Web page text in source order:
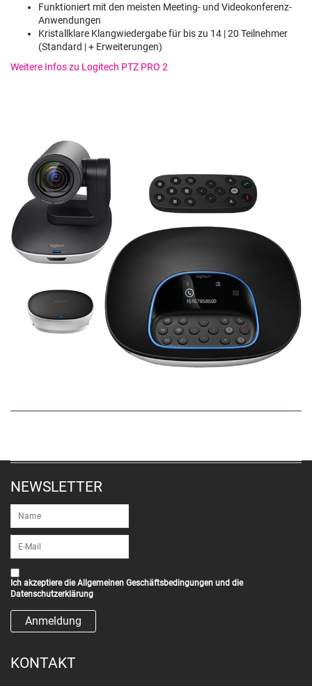
Funktioniert mit den meisten Meeting- und Videokonferenz-
Anwendungen
Kristallklare Klangwiedergabe für bis zu 14 | 20 Teilnehmer
(Standard | + Erweiterungen)
Weitere Infos zu Logitech PTZ PRO 2
NEWSLETTER
Ich akzeptiere dieAllgemeinen Geschäftsbedingungen und die
Datenschutzerklärung
KONTAKT